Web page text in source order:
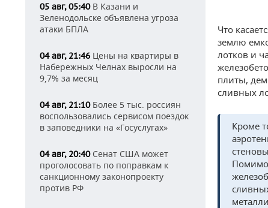
05 авг, 05:40В Казани и
Зеленодольске объявлена угроза
атаки БПЛА
04 авг, 21:46 Цены на квартиры в
Набережных Челнах выросли на
9,7% за месяц
04 авг, 21:10Более 5 тыс. россиян
воспользовались сервисом поездок
в заповедники на «Госуслугах»
04 авг, 20:40Сенат США может
проголосовать по поправкам к
санкционному законопроекту
против РФ
Что
землю
лотков и
плиты,
сливных
Кроме
Помимо